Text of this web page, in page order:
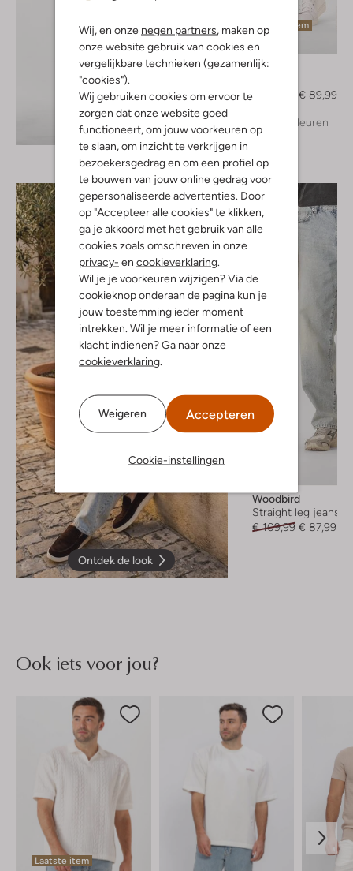
Wij, en onze negen partners , maken op
onze website gebruik van cookies en
vergelijkbare technieken (gezamenlijk:
"cookies").
Wij gebruiken cookies om ervoor te
zorgen dat onze website goed
functioneert, om jouw voorkeuren op
te slaan, om inzicht te verkrijgen in
bezoekersgedrag en om een profiel op
te bouwen van jouw online gedrag voor
gepersonaliseerde advertenties. Door
op "Accepteer alle cookies" te klikken,
ga je akkoord met het gebruik van alle
cookies zoals omschreven in onze
privacy- en cookieverklaring
Wil je je voorkeuren wijzigen? Via de
cookieknop onderaan de pagina kun je
jouw toestemming ieder moment
intrekken. Wil je meer informatie of een
klacht indienen? Ga naar onze
cookieverklaring
Weigeren Accepteren
Cookie-instellingen
Ontdek de look
Laatste item
-40%
Plain
€ 149,99
€ 89,99
+ meer kleuren
Ontdek de look
Woodbird
Straight leg jeans
€ 109,99 € 87,99
Ook iets voor jou?
Laatste item